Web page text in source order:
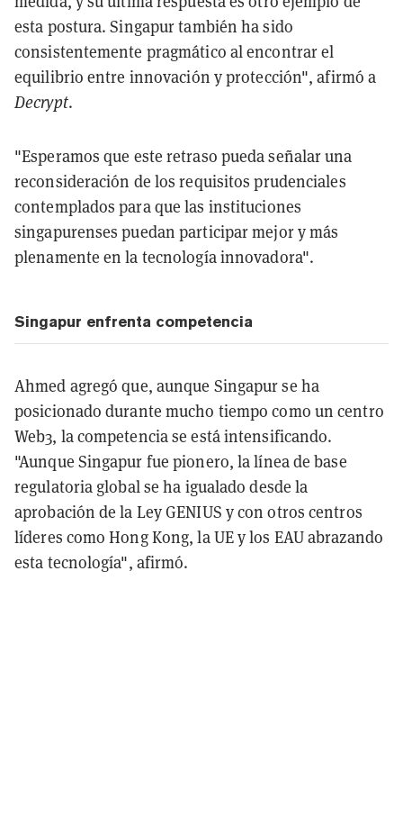
esta postura. Singapur también ha sido
consistentemente pragmático al encontrar el
equilibrio entre innovación y protección", afirmó a
Decrypt.
"Esperamos que este retraso pueda señalar una
reconsideración de los requisitos prudenciales
contemplados para que las instituciones
singapurenses puedan participar mejor y más
plenamente en la tecnología innovadora".
Singapur enfrenta competencia
Ahmed agregó que, aunque Singapur se ha
posicionado durante mucho tiempo como un centro
Web3, la competencia se está intensificando.
"Aunque Singapur fue pionero, la línea de base
regulatoria global se ha igualado desde la
aprobación de la Ley GENIUS y con otros centros
líderes como Hong Kong, la UE y los EAU abrazando
esta tecnología", afirmó.